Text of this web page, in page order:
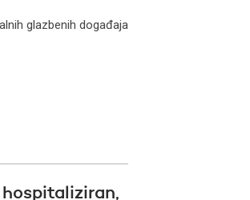
glazbenih događaja